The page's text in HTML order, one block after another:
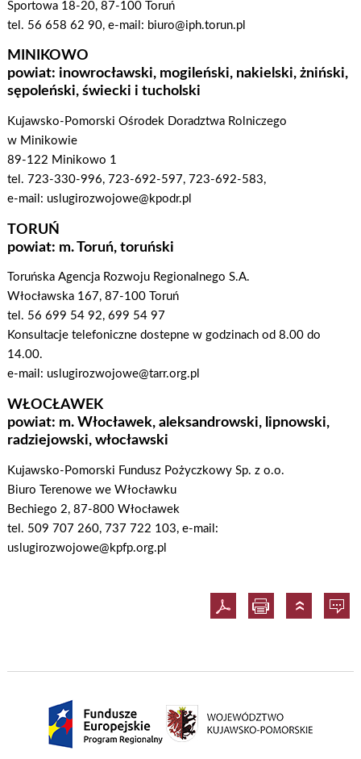
Sportowa 18-20, 87-100 Toruń
tel. 56 658 62 90, e-mail: biuro@iph.torun.pl
MINIKOWO
powiat: inowrocławski, mogileński, nakielski, żniński,
sępoleński, świecki i tucholski
Kujawsko-Pomorski Ośrodek Doradztwa Rolniczego
w Minikowie
89-122 Minikowo 1
tel. 723-330-996, 723-692-597, 723-692-583,
e-mail: uslugirozwojowe@kpodr.pl
TORUŃ
powiat: m. Toruń, toruński
Toruńska Agencja Rozwoju Regionalnego S.A.
Włocławska 167, 87-100 Toruń
tel. 56 699 54 92, 699 54 97
Konsultacje telefoniczne dostepne w godzinach od 8.00 do
14.00.
e-mail: uslugirozwojowe@tarr.org.pl
WŁOCŁAWEK
powiat: m. Włocławek, aleksandrowski, lipnowski,
radziejowski, włocławski
Kujawsko-Pomorski Fundusz Pożyczkowy Sp. z o.o.
Biuro Terenowe we Włocławku
Bechiego 2, 87-800 Włocławek
tel. 509 707 260, 737 722 103, e-mail:
uslugirozwojowe@kpfp.org.pl